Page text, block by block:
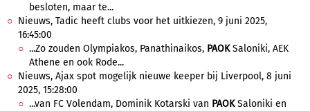
besloten, maar te...
Nieuws, Tadic heeft clubs voor het uitkiezen, 9 juni 2025,
16:45:00
...Zo zouden Olympiakos, Panathinaikos, PAOKSaloniki, AEK
Athene en ook Rode...
Nieuws, Ajax spot mogelijk nieuwe keeper bij Liverpool, 8 juni
2025, 15:28:00
...van FC Volendam, Dominik Kotarski van PAOKSaloniki en